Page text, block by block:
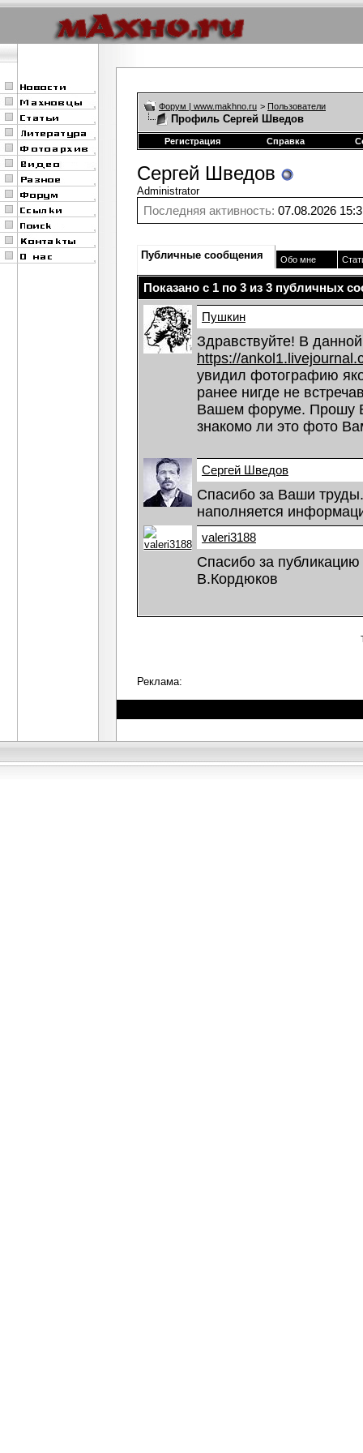
Форум | www.makhno.ru > Пользователи
Профиль Сергей Шведов
Регистрация Справка
Сергей Шведов
Administrator
Последняя активность: 07.08.2026
Публичные сообщения Обо мне
Показано с 1 по 3 из 3 публичных
Пушкин
Здравствуйте! В
https://
увидил фотографию
ранее нигде не
Вашем форуме. Прошу
знакомо ли это фото
Сергей Шведов
Спасибо за Ваши
наполняется
valeri3188
Спасибо за
В.Кордюков
Реклама: